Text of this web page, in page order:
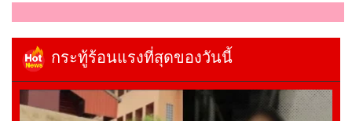
กระทู้ร้อนแรงที่สุดของวันนี้